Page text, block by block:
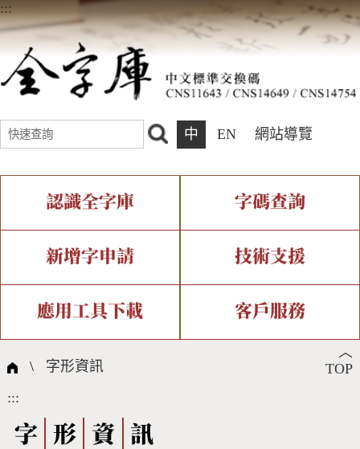
:::
中 EN 網站導覽
認識全字庫
全字庫介紹 全字庫現況
中文碼介紹 專有名詞介紹
國際字碼相關組織
字碼查詢
IDS查詢 部件查詢
複合查詢 注音查詢
筆畫查詢
筆順序查詢
新增字申請
新字申請處理流程
技術支援
字形即時顯示 造字解決方案
全字庫授權 轉碼Web Service
應用工具下載
個人電腦造字處理工具
字形下載
客戶服務
問題集
熱門查詢統計
︿
TOP
\ 字形資訊
:::
字 形 資
訊